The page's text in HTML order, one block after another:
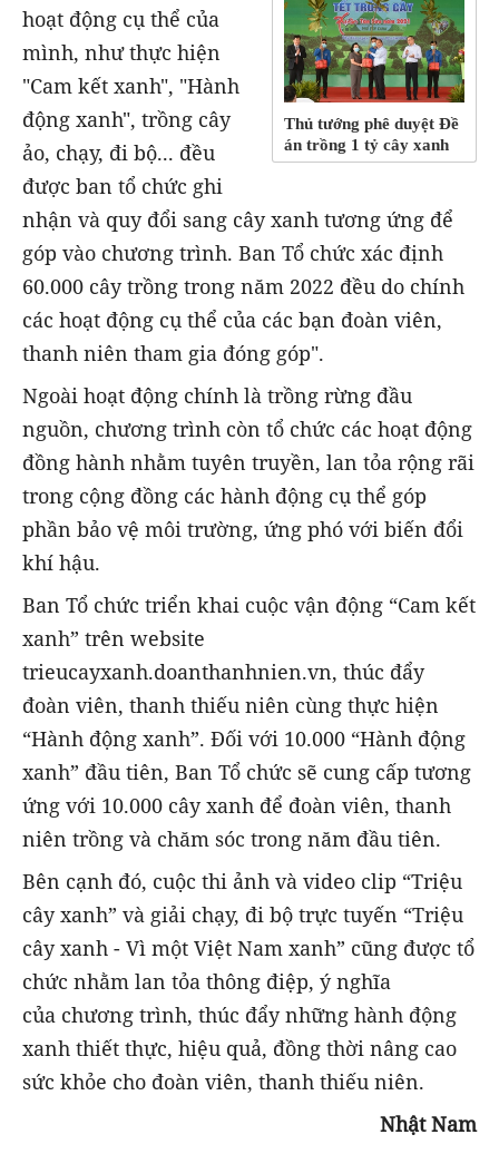
Thủ tướng phê duyệt Đề
án trồng 1 tỷ cây xanh
hoạt động cụ thể của
mình, như thực hiện
"Cam kết xanh", "Hành
động xanh", trồng cây
ảo, chạy, đi bộ... đều
được ban tổ chức ghi
nhận và quy đổi sang cây xanh tương ứng để
góp vào chương trình. Ban Tổ chức xác định
60.000 cây trồng trong năm 2022 đều do chính
các hoạt động cụ thể của các bạn đoàn viên,
thanh niên tham gia đóng góp".
Ngoài hoạt động chính là trồng rừng đầu
nguồn, chương trình còn tổ chức các hoạt động
đồng hành nhằm tuyên truyền, lan tỏa rộng rãi
trong cộng đồng các hành động cụ thể góp
phần bảo vệ môi trường, ứng phó với biến đổi
khí hậu.
Ban Tổ chức triển khai cuộc vận động “Cam kết
xanh” trên website
trieucayxanh.doanthanhnien.vn, thúc đẩy
đoàn viên, thanh thiếu niên cùng thực hiện
“Hành động xanh”. Đối với 10.000 “Hành động
xanh” đầu tiên, Ban Tổ chức sẽ cung cấp tương
ứng với 10.000 cây xanh để đoàn viên, thanh
niên trồng và chăm sóc trong năm đầu tiên.
Bên cạnh đó, cuộc thi ảnh và video clip “Triệu
cây xanh” và giải chạy, đi bộ trực tuyến “Triệu
cây xanh - Vì một Việt Nam xanh” cũng được tổ
chức nhằm lan tỏa thông điệp, ý nghĩa
của chương trình, thúc đẩy những hành động
xanh thiết thực, hiệu quả, đồng thời nâng cao
sức khỏe cho đoàn viên, thanh thiếu niên.
Nhật Nam